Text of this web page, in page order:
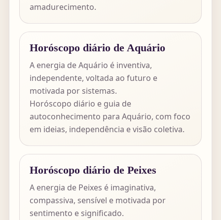
amadurecimento.
Horóscopo diário de Aquário
A energia de Aquário é inventiva,
independente, voltada ao futuro e
motivada por sistemas.
Horóscopo diário e guia de
autoconhecimento para Aquário, com foco
em ideias, independência e visão coletiva.
Horóscopo diário de Peixes
A energia de Peixes é imaginativa,
compassiva, sensível e motivada por
sentimento e significado.